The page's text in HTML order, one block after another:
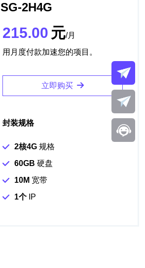
SG-2H4G
215.00 元/月
用月度付款加速您的项目。
立即购买
封装规格
2核4G规格
60GB 硬盘
10M 宽带
1个IP